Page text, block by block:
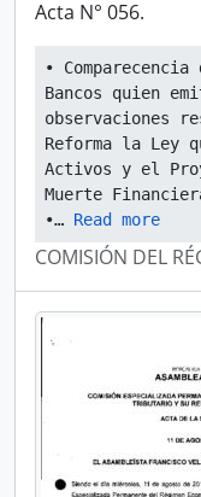
Acta N° 056.
•
Bancos quien
observaciones
Reforma la Ley
Activos y el
Muerte
•… Read more
COMISIÓN DEL